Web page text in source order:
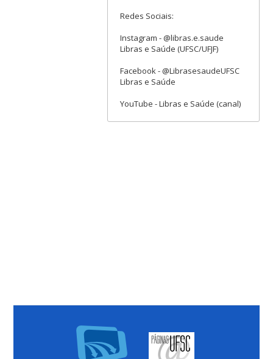
Redes Sociais:
Instagram - @libras.e.saude
Libras e Saúde (UFSC/UFJF)
Facebook - @LibrasesaudeUFSC
Libras e Saúde
YouTube - Libras e Saúde (canal)